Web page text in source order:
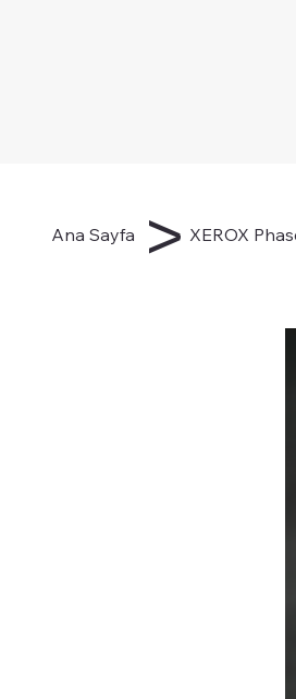
Ana Sayfa > XEROX